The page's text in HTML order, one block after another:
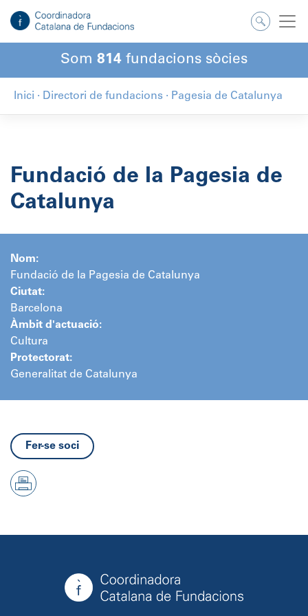
contingut
Som 814 fundacions sòcies
Inici · Directori de fundacions · Pagesia de Catalunya
Fundació de la Pagesia de
Catalunya
Nom:
Fundació de la Pagesia de Catalunya
Ciutat:
Barcelona
Àmbit d'actuació:
Cultura
Protectorat:
Generalitat de Catalunya
Fer-se soci